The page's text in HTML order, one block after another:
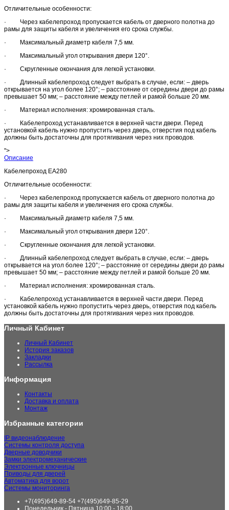
Отличительные особенности:
· Через кабелепроход пропускается кабель от дверного полотна до
рамы для защиты кабеля и увеличения его срока службы.
· Максимальный диаметр кабеля 7,5 мм.
· Максимальный угол открывания двери 120°.
· Скругленные окончания для легкой установки.
· Длинный кабелепроход следует выбрать в случае, если: – дверь
открывается на угол более 120°; – расстояние от середины двери до рамы
превышает 50 мм; – расстояние между петлей и рамой больше 20 мм.
· Материал исполнения: хромированная сталь.
· Кабелепроход устанавливается в верхней части двери. Перед
установкой кабель нужно пропустить через дверь, отверстия под кабель
должны быть достаточны для протягивания через них проводов.
">
Описание
Кабелепроход EA280
Отличительные особенности:
· Через кабелепроход пропускается кабель от дверного полотна до
рамы для защиты кабеля и увеличения его срока службы.
· Максимальный диаметр кабеля 7,5 мм.
· Максимальный угол открывания двери 120°.
· Скругленные окончания для легкой установки.
· Длинный кабелепроход следует выбрать в случае, если: – дверь
открывается на угол более 120°; – расстояние от середины двери до рамы
превышает 50 мм; – расстояние между петлей и рамой больше 20 мм.
· Материал исполнения: хромированная сталь.
· Кабелепроход устанавливается в верхней части двери. Перед
установкой кабель нужно пропустить через дверь, отверстия под кабель
должны быть достаточны для протягивания через них проводов.
Личный Кабинет
Личный Кабинет
История заказов
Закладки
Рассылка
Информация
Контакты
Доставка и оплата
Монтаж
Избранные категории
IP видеонаблюдение
Системы контроля доступа
Дверные доводчики
Замки электромеханические
Электронные ключницы
Приводы для дверей
Автоматика для ворот
Системы мониторинга
+7(495)649-89-54 +7(495)649-85-29